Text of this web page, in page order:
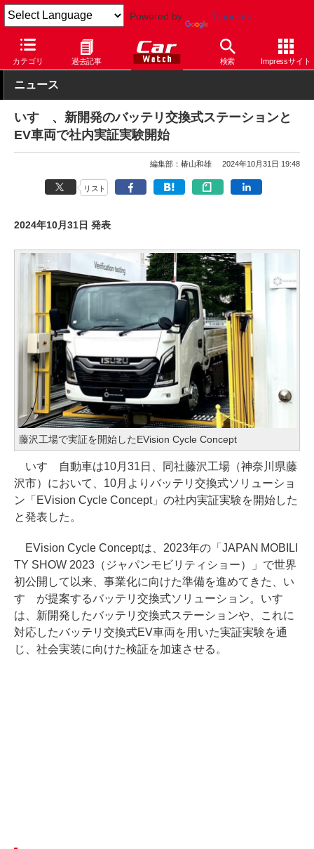
Powered by Translate
カテゴリ 過去記事 検索 Impressサイト
Car Watch 自動車 いすゞ
ニュース
いすゞ、新開発のバッテリ交換式ステーションと
EV車両で社内実証実験開始
編集部：椿山和雄 2024年10月31日 19:48
リスト
2024年10月31日 発表
藤沢工場で実証を開始したEVision Cycle Concept
いすゞ自動車は10月31日、同社藤沢工場（神奈川県藤
沢市）において、10月よりバッテリ交換式ソリューショ
ン「EVision Cycle Concept」の社内実証実験を開始した
と発表した。
EVision Cycle Conceptは、2023年の「JAPAN MOBILI
TY SHOW 2023（ジャパンモビリティショー）」で世界
初公開して以来、事業化に向けた準備を進めてきた、い
すゞが提案するバッテリ交換式ソリューション。いすゞ
は、新開発したバッテリ交換式ステーションや、これに
対応したバッテリ交換式EV車両を用いた実証実験を通
じ、社会実装に向けた検証を加速させる。